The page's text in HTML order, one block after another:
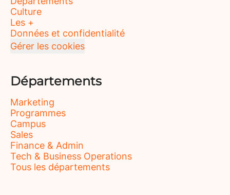
Culture
Les +
Données et confidentialité
Gérer les cookies
Départements
Marketing
Programmes
Campus
Sales
Finance & Admin
Tech & Business Operations
Tous les départements